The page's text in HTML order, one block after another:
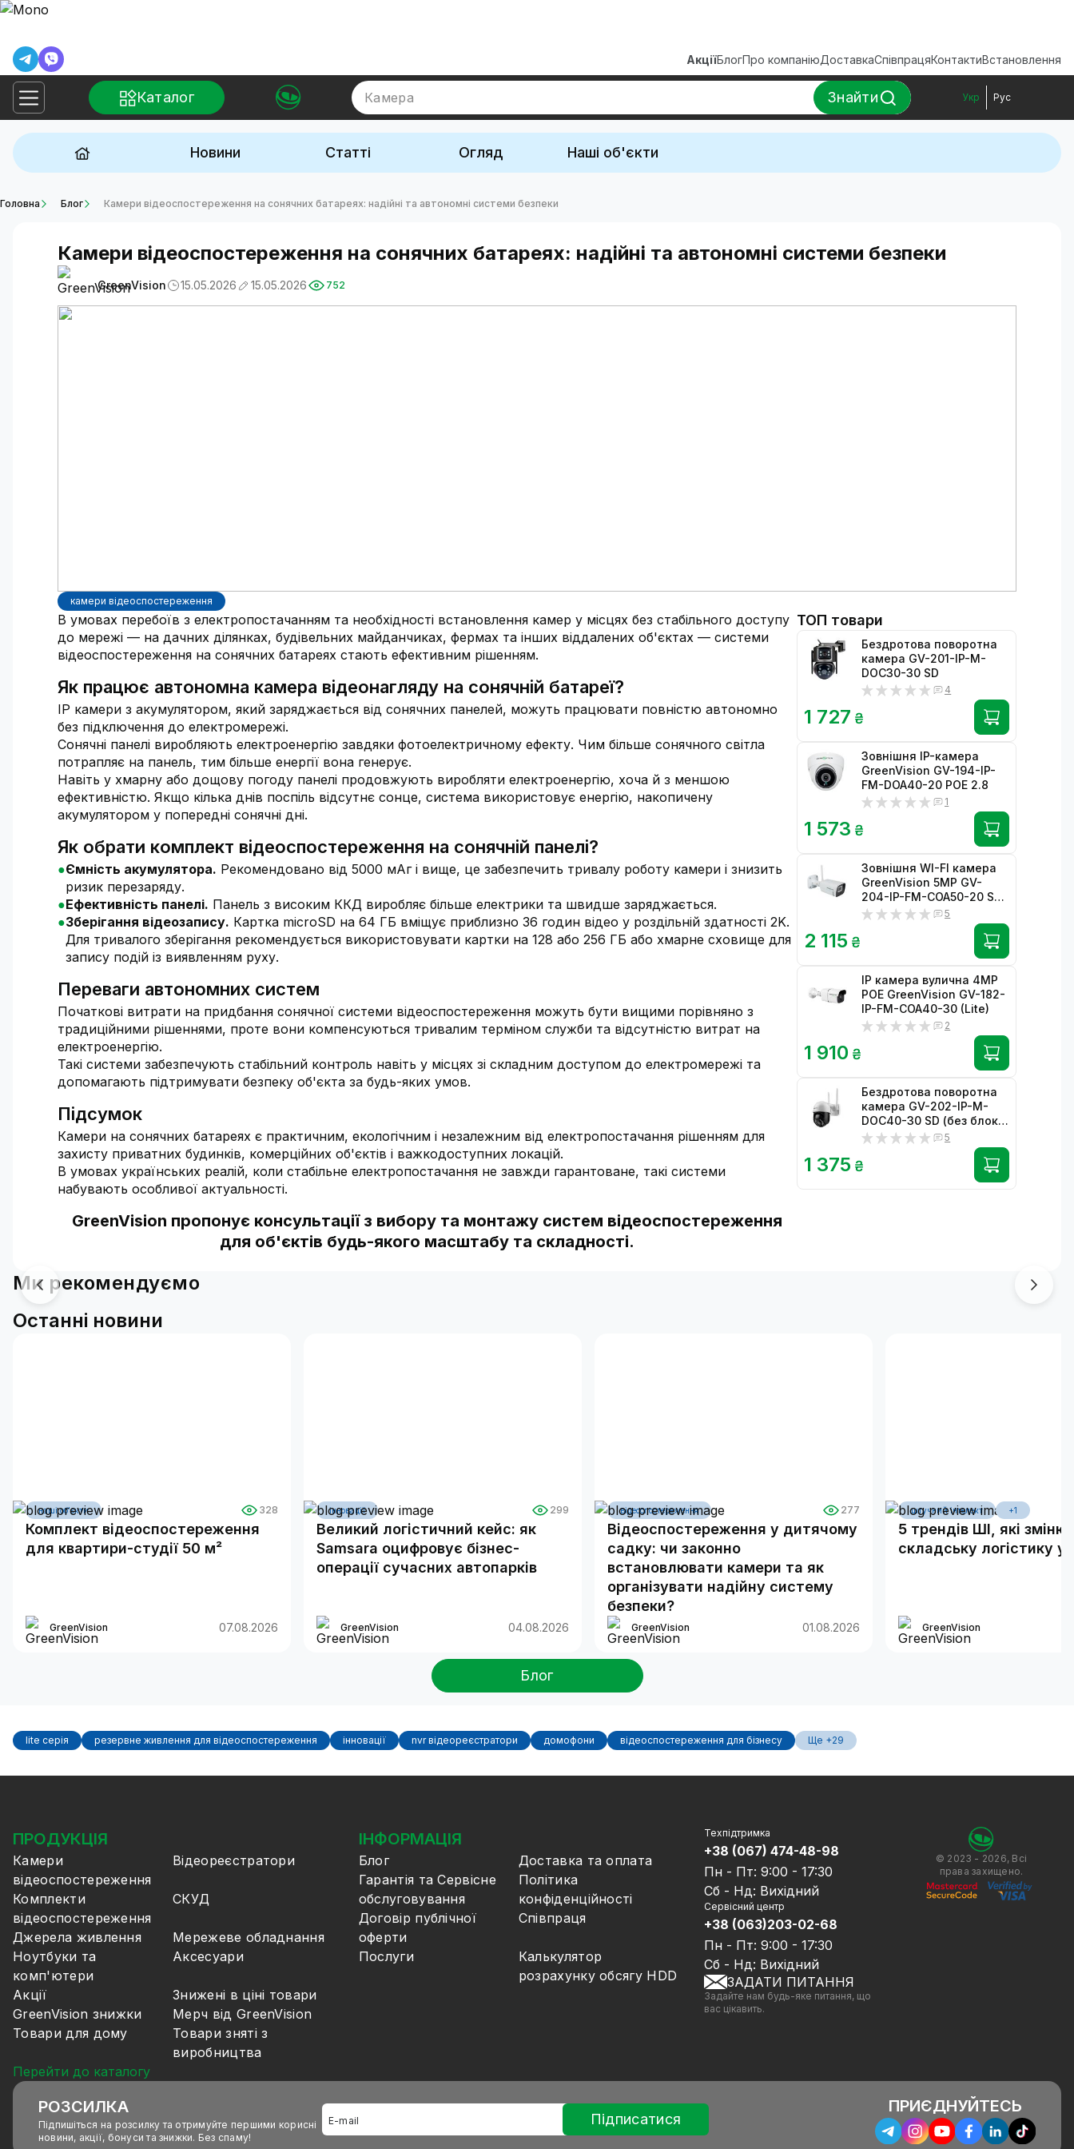
АкціїБлогПро компаніюДоставкаСпівпрацяКонтактиВстановлення
Каталог Камера Знайти Укр Рус
Новини Статті Огляд Наші об'єкти
Головна Блог Камери відеоспостереження на сонячних батареях: надійні та автономні системи безпеки
Камери відеоспостереження на сонячних батареях: надійні та автономні системи безпеки
GreenVision 15.05.2026 15.05.2026 752
камери відеоспостереження
В умовах перебоїв з електропостачанням та необхідності встановлення камер у місцях без стабільного доступу
до мережі — на дачних ділянках, будівельних майданчиках, фермах та інших віддалених об'єктах — системи
відеоспостереження на сонячних батареях стають ефективним рішенням.
Як працює автономна камера відеонагляду на сонячній батареї?
IP камери з акумулятором, який заряджається від сонячних панелей, можуть працювати повністю автономно
без підключення до електромережі.
Сонячні панелі виробляють електроенергію завдяки фотоелектричному ефекту. Чим більше сонячного світла
потрапляє на панель, тим більше енергії вона генерує.
Навіть у хмарну або дощову погоду панелі продовжують виробляти електроенергію, хоча й з меншою
ефективністю. Якщо кілька днів поспіль відсутнє сонце, система використовує енергію, накопичену
акумулятором у попередні сонячні дні.
Як обрати комплект відеоспостереження на сонячній панелі?
Ємність акумулятора. Рекомендовано від 5000 мАг і вище, це забезпечить тривалу роботу камери і знизить
ризик перезаряду.
Ефективність панелі. Панель з високим ККД виробляє більше електрики та швидше заряджається.
Зберігання відеозапису. Картка microSD на 64 ГБ вміщує приблизно 36 годин відео у роздільній здатності 2K.
Для тривалого зберігання рекомендується використовувати картки на 128 або 256 ГБ або хмарне сховище для
запису подій із виявленням руху.
Переваги автономних систем
Початкові витрати на придбання сонячної системи відеоспостереження можуть бути вищими порівняно з
традиційними рішеннями, проте вони компенсуються тривалим терміном служби та відсутністю витрат на
електроенергію.
Такі системи забезпечують стабільний контроль навіть у місцях зі складним доступом до електромережі та
допомагають підтримувати безпеку об'єкта за будь-яких умов.
Підсумок
Камери на сонячних батареях є практичним, екологічним і незалежним від електропостачання рішенням для
захисту приватних будинків, комерційних об'єктів і важкодоступних локацій.
В умовах українських реалій, коли стабільне електропостачання не завжди гарантоване, такі системи
набувають особливої актуальності.
GreenVision пропонує консультації з вибору та монтажу систем відеоспостереження
для об'єктів будь-якого масштабу та складності.
ТОП товари
Бездротова поворотна
камера GV-201-IP-M-
DOС30-30 SD
4
1 727 ₴
Зовнішня IP-камера
GreenVision GV-194-IP-
FM-DOA40-20 POE 2.8
1
1 573 ₴
Зовнішня WI-FI камера
GreenVision 5МР GV-
204-IP-FM-COA50-20 SD
(Lite) (без блоку
5
2 115 ₴
IP камера вулична 4MP
POE GreenVision GV-182-
IP-FM-COA40-30 (Lite)
2
1 910 ₴
Бездротова поворотна
камера GV-202-IP-M-
DOС40-30 SD (без блоку
живлення)
5
1 375 ₴
Ми рекомендуємо
Останні новини
наші об'єкти 328
Комплект відеоспостереження
для квартири-студії 50 м²
GreenVision 07.08.2026
інновації 299
Великий логістичний кейс: як
Samsara оцифровує бізнес-
операції сучасних автопарків
GreenVision 04.08.2026
відеоспостереження 277
Відеоспостереження у дитячому
садку: чи законно
встановлювати камери та як
організувати надійну систему
безпеки?
GreenVision 01.08.2026
штучний інтелект +1
5 трендів ШІ, які
складську логістику у
GreenVision
Блог
lite серія резервне живлення для відеоспостереження інновації nvr відеореєстратори домофони відеоспостереження для бізнесу Ще +29
ПРОДУКЦІЯ
Камери
відеоспостереження
Відеореєстратори
Комплекти
відеоспостереження
СКУД
Джерела живлення
Мережеве обладнання
Ноутбуки та
комп'ютери
Аксесуари
Акції
Знижені в ціні товари
GreenVision знижки
Мерч від GreenVision
Товари для дому
Товари зняті з
виробництва
Перейти до каталогу
ІНФОРМАЦІЯ
Блог
Доставка та оплата
Гарантія та Сервісне
обслуговування
Політика
конфіденційності
Договір публічної
оферти
Співпраця
Послуги
Калькулятор
розрахунку обсягу HDD
Техпідтримка
+38 (067) 474-48-98
Пн - Пт: 9:00 - 17:30
Сб - Нд: Вихідний
Сервісний центр
+38 (063)203-02-68
Пн - Пт: 9:00 - 17:30
Сб - Нд: Вихідний
ЗАДАТИ ПИТАННЯ
Задайте нам будь-яке питання, що
вас цікавить.
© 2023 - 2026, Всі
права захищено.
РОЗСИЛКА
Підпишіться на розсилку та отримуйте першими корисні
новини, акції, бонуси та знижки. Без спаму!
Підписатися
ПРИЄДНУЙТЕСЬ